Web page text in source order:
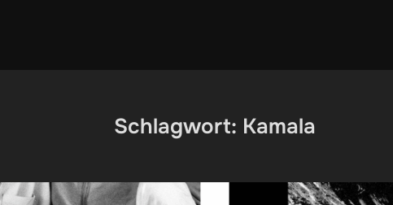
Schlagwort: Kamala